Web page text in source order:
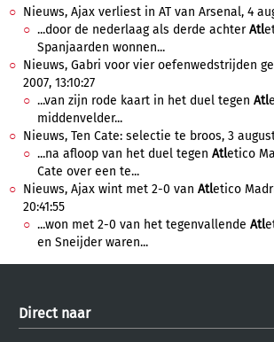
Nieuws, Ajax verliest in AT van Arsenal, 4
...door de nederlaag als derde achterAtl
Spanjaarden wonnen...
Nieuws, Gabri voor vier oefenwedstrijden
2007, 13:10:27
...van zijn rode kaart in het duel tegen Atl
middenvelder...
Nieuws, Ten Cate: selectie te broos, 3
...na afloop van het duel tegen Atletico
Cate over een te...
Nieuws, Ajax wint met 2-0 van Atletico
20:41:55
...won met 2-0 van het tegenvallende Atl
en Sneijder waren...
Direct naar